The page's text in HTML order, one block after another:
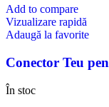
Add to compare
Vizualizare rapidă
Adaugă la favorite
Conector Teu
În stoc